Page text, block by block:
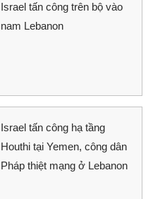
Israel tấn công trên bộ vào
nam Lebanon
Israel tấn công hạ tầng
Houthi tại Yemen, công dân
Pháp thiệt mạng ở Lebanon